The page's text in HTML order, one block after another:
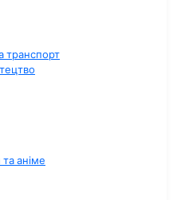
транспорт
аніме